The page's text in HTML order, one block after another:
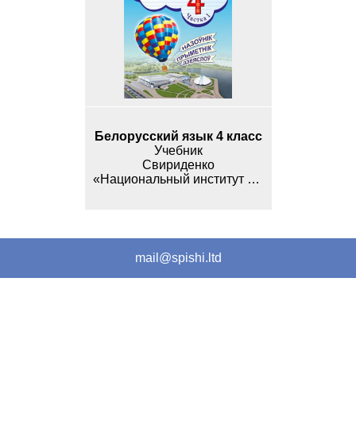
Белорусский язык 4 класс
Учебник
Свириденко
«Национальный институт образования»
mail@spishi.ltd